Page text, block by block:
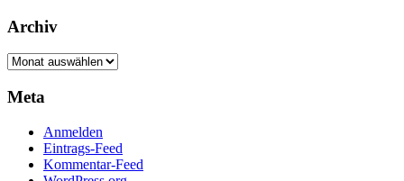
Archiv
Archiv
Meta
Anmelden
Eintrags-Feed
Kommentar-Feed